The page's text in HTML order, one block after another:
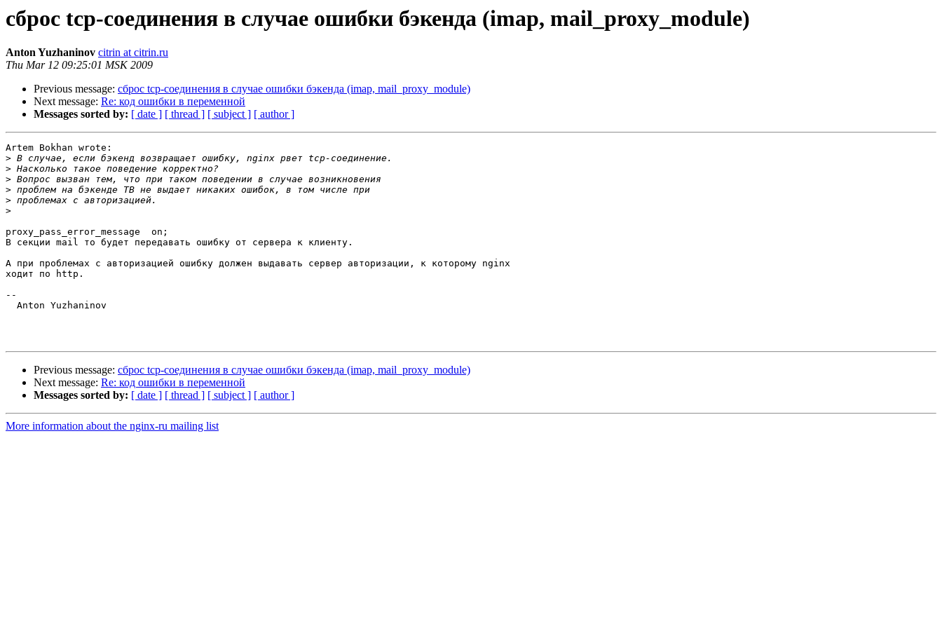
сброс tcp-соединения в случае ошибки бэкенда (imap, mail_proxy_module)
Anton Yuzhaninov citrin at citrin.ru
Thu Mar 12 09:25:01 MSK 2009
Previous message: сброс tcp-соединения в случае ошибки бэкенда (imap, mail_proxy_module)
Next message: Re: код ошибки в переменной
Messages sorted by: [ date ] [ thread ] [ subject ] [ author ]
Artem Bokhan wrote:
>
>
>
>
>
>
proxy_pass_error_message  on;
В секции mail то будет передавать ошибку от сервера к клиенту.
А при проблемах с авторизацией ошибку должен выдавать сервер авторизации, к которому nginx
ходит по http.
--
  Anton Yuzhaninov
Previous message: сброс tcp-соединения в случае ошибки бэкенда (imap, mail_proxy_module)
Next message: Re: код ошибки в переменной
Messages sorted by: [ date ] [ thread ] [ subject ] [ author ]
More information about the nginx-ru mailing list